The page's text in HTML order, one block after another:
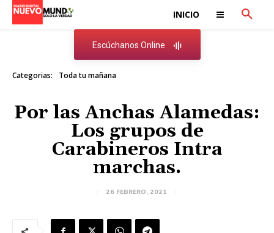
INICIO
Escúchanos Online
Categorias: Toda tu mañana
Por las Anchas Alamedas:
Los grupos de
Carabineros Intra
marchas.
26 FEBRERO, 2021